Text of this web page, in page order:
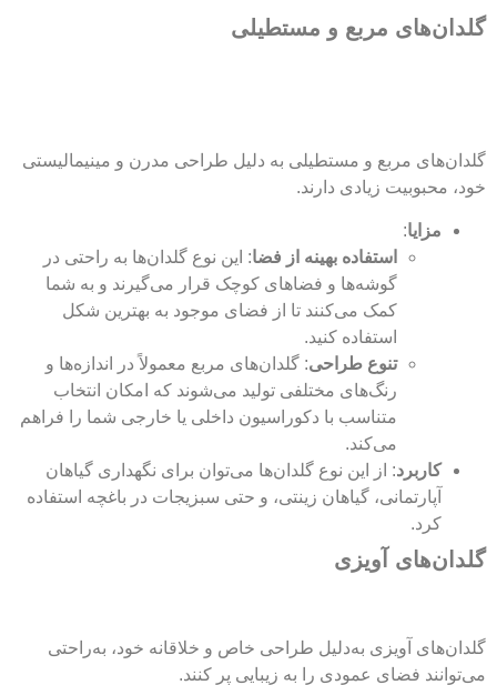
گلدان‌های مربع و مستطیلی
گلدان‌های مربع و مستطیلی به دلیل طراحی مدرن و مینیمالیستی
خود، محبوبیت زیادی دارند.
مزایا:
استفاده بهینه از فضا: این نوع گلدان‌ها به راحتی در
گوشه‌ها و فضاهای کوچک قرار می‌گیرند و به شما
کمک می‌کنند تا از فضای موجود به بهترین شکل
استفاده کنید.
تنوع طراحی: گلدان‌های مربع معمولاً در اندازه‌ها و
رنگ‌های مختلفی تولید می‌شوند که امکان انتخاب
متناسب با دکوراسیون داخلی یا خارجی شما را فراهم
می‌کند.
کاربرد: از این نوع گلدان‌ها می‌توان برای نگهداری گیاهان
آپارتمانی، گیاهان زینتی، و حتی سبزیجات در باغچه استفاده
کرد.
گلدان‌های آویزی
گلدان‌های آویزی به‌دلیل طراحی خاص و خلاقانه خود، به‌راحتی
می‌توانند فضای عمودی را به زیبایی پر کنند.